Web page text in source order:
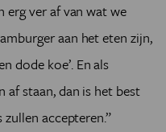
erg ver af van wat we
aan het eten zijn,
dode koe’. En als
af staan, dan is het best
accepteren.”